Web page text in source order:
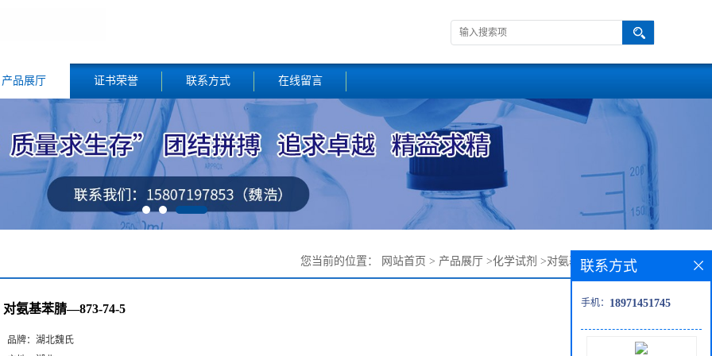
产品展厅 证书荣誉 联系方式 在线留言
您当前的位置： 网站首页 > 产品展厅 >化学试剂 >对氨基苯腈—873-74-5
对氨基苯腈—873-74-5
品牌： 湖北魏氏
联系方式
手机： 18971451745